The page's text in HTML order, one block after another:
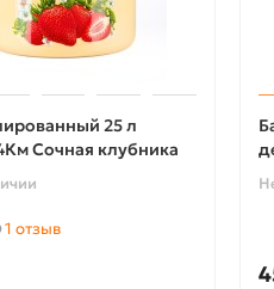
25 л
Сочная клубника
1 отзыв